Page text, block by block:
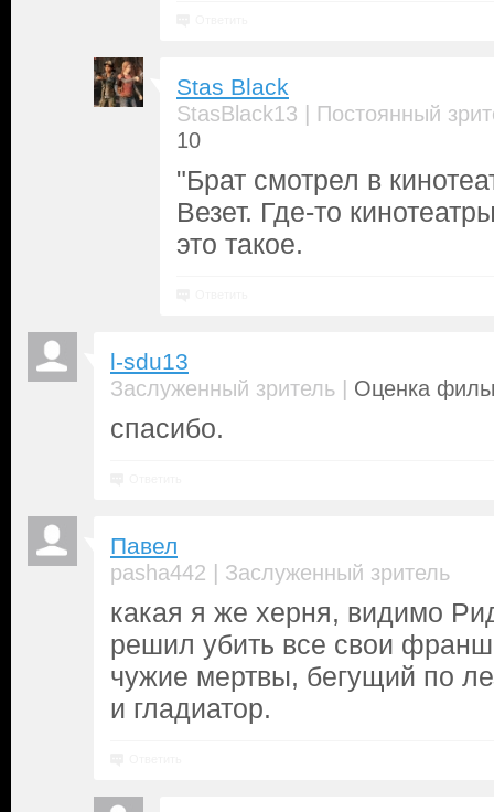
Stas Black
StasBlack13 | Постоянный
10
"Брат смотрел в
Везет. Где-то
это такое.
l-sdu13
Заслуженный зритель | Оценка
спасибо.
Павел
pasha442 | Заслуженный зритель
какая я же херня, видимо
решил убить все свои
чужие мертвы, бегущий по
и гладиатор.